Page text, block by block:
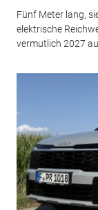
Fünf Meter lang,
elektrische
vermutlich 2027